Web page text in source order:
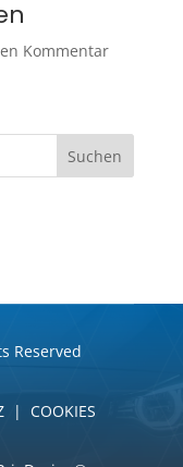
Kommentar
Reserved
| COOKIES